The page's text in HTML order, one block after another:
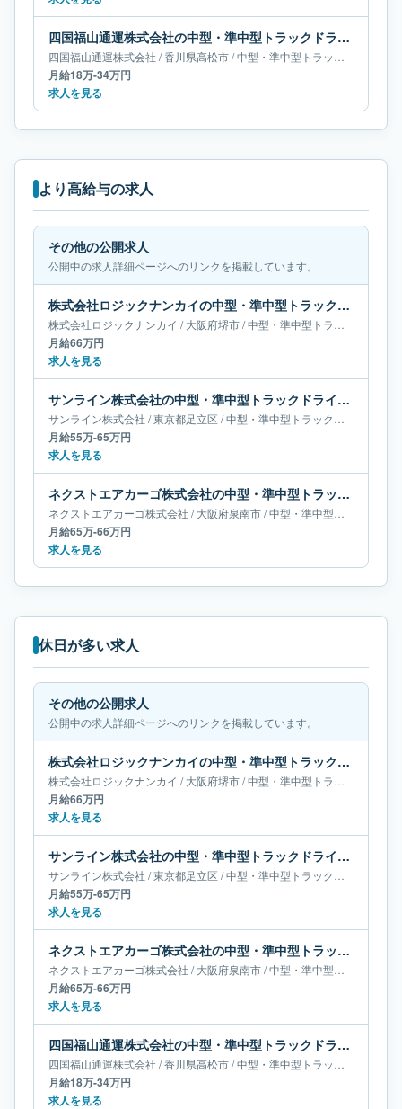
四国福山通運株式会社の中型・準中型トラックドライバー求人｜香川県高松市｜月給18万-34万円
四国福山通運株式会社 /香川県高松市/中型・準中型トラックドライバー
月給18万-34万円
求人を見る
より高給与の求人
その他の公開求人
公開中の求人詳細ページへのリンクを掲載しています。
株式会社ロジックナンカイの中型・準中型トラックドライバー求人｜大阪府堺市｜月給66万円
株式会社ロジックナンカイ /大阪府堺市/中型・準中型トラックドライバー
月給66万円
求人を見る
サンライン株式会社の中型・準中型トラックドライバー求人｜東京都足立区｜月給55万-65万円
サンライン株式会社 /東京都足立区 /中型・準中型トラックドライバー
月給55万-65万円
求人を見る
ネクストエアカーゴ株式会社の中型・準中型トラックドライバー求人｜大阪府泉南市｜月給65万-66万円
ネクストエアカーゴ株式会社 /大阪府泉南市/中型・準中型トラックドライバー
月給65万-66万円
求人を見る
休日が多い求人
その他の公開求人
公開中の求人詳細ページへのリンクを掲載しています。
株式会社ロジックナンカイの中型・準中型トラックドライバー求人｜大阪府堺市｜月給66万円
株式会社ロジックナンカイ /大阪府堺市/中型・準中型トラックドライバー
月給66万円
求人を見る
サンライン株式会社の中型・準中型トラックドライバー求人｜東京都足立区｜月給55万-65万円
サンライン株式会社 /東京都足立区 /中型・準中型トラックドライバー
月給55万-65万円
求人を見る
ネクストエアカーゴ株式会社の中型・準中型トラックドライバー求人｜大阪府泉南市｜月給65万-66万円
ネクストエアカーゴ株式会社 /大阪府泉南市/中型・準中型トラックドライバー
月給65万-66万円
求人を見る
四国福山通運株式会社の中型・準中型トラックドライバー求人｜香川県高松市｜月給18万-34万円
四国福山通運株式会社 /香川県高松市/中型・準中型トラックドライバー
月給18万-34万円
求人を見る